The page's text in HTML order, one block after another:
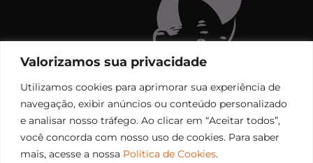
Valorizamos sua privacidade
Utilizamos cookies para aprimorar sua experiência de
navegação, exibir anúncios ou conteúdo personalizado
e analisar nosso tráfego. Ao clicar em “Aceitar todos”,
você concorda com nosso uso de cookies. Para saber
mais, acesse a nossa Política de Cookies.